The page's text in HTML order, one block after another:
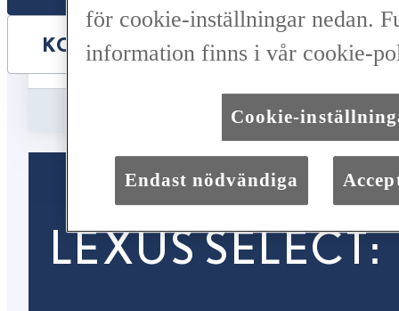
KONTAKTA ÅTERFÖRSÄLJARE
Save
LEXUS SELECT:
för cookie-inställningar nedan.
information finns i vår cookie-
Cookie-
Endast nödvändiga